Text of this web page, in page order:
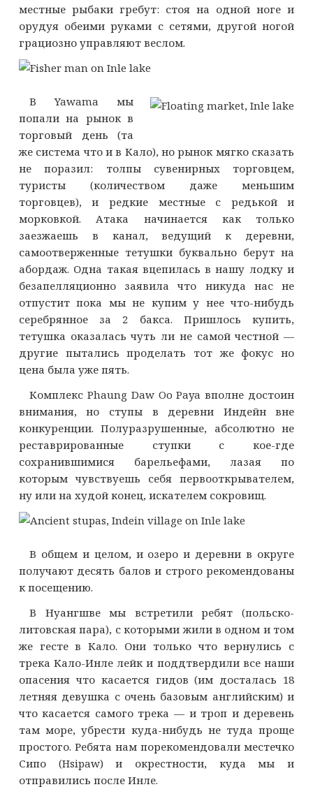
местные рыбаки гребут: стоя на одной ноге и
орудуя обеими руками с сетями, другой ногой
грациозно управляют веслом.
В Yawama мы
попали на рынок в
торговый день (та
же система что и в Кало), но рынок мягко сказать
не поразил: толпы сувенирных торговцем,
туристы (количеством даже меньшим
торговцев), и редкие местные с редькой и
морковкой. Атака начинается как только
заезжаешь в канал, ведущий к деревни,
самоотверженные тетушки буквально берут на
абордаж. Одна такая вцепилась в нашу лодку и
безапелляционно заявила что никуда нас не
отпустит пока мы не купим у нее что-нибудь
серебрянное за 2 бакса. Пришлось купить,
тетушка оказалась чуть ли не самой честной —
другие пытались проделать тот же фокус но
цена была уже пять.
Комплекс Phaung Daw Oo Paya вполне достоин
внимания, но ступы в деревни Индейн вне
конкуренции. Полуразрушенные, абсолютно не
реставрированные ступки с кое-где
сохранившимися барельефами, лазая по
которым чувствуешь себя первооткрывателем,
ну или на худой конец, искателем сокровищ.
В общем и целом, и озеро и деревни в округе
получают десять балов и строго рекомендованы
к посещению.
В Нуангшве мы встретили ребят (польско-
литовская пара), с которыми жили в одном и том
же гесте в Кало. Они только что вернулись с
трека Кало-Инле лейк и поддтвердили все наши
опасения что касается гидов (им досталась 18
летняя девушка с очень базовым английским) и
что касается самого трека — и троп и деревень
там море, убрести куда-нибудь не туда проще
простого. Ребята нам порекомендовали местечко
Сипо (Hsipaw) и окрестности, куда мы и
отправились после Инле.